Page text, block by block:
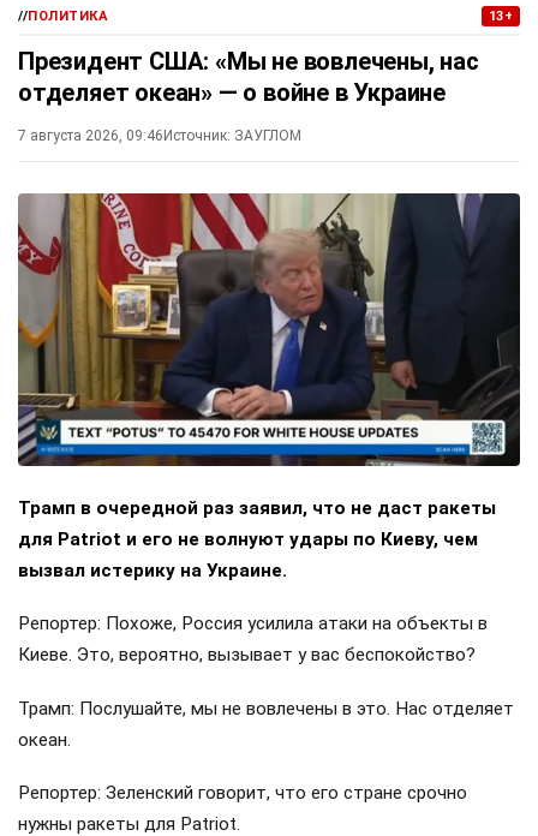
//ПОЛИТИКА 13+
Президент США: «Мы не вовлечены, нас
отделяет океан» — о войне в Украине
7 августа 2026, 09:46 Источник: ЗАУГЛОМ
Трамп в очередной раз заявил, что не даст ракеты
для Patriot и его не волнуют удары по Киеву, чем
вызвал истерику на Украине.
Репортер: Похоже, Россия усилила атаки на объекты в
Киеве. Это, вероятно, вызывает у вас беспокойство?
Трамп: Послушайте, мы не вовлечены в это. Нас отделяет
океан.
Репортер: Зеленский говорит, что его стране срочно
нужны ракеты для Patriot.